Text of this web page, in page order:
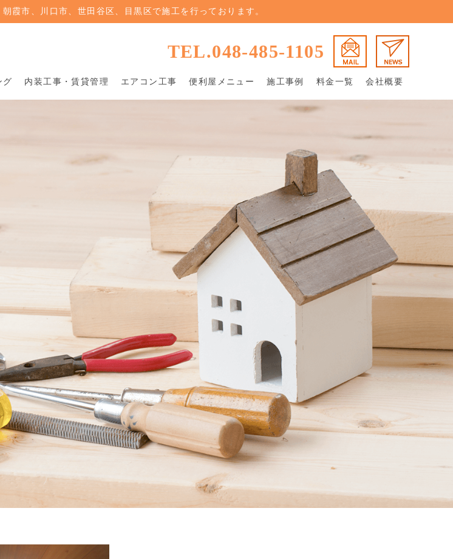
霞市、川口市、世田谷区、目黒区で施工を行っております。
グ 内装工事・賃貸管理 エアコン工事 便利屋メニュー 施工事例 料金一覧 会社概要
TEL.048-485-1105